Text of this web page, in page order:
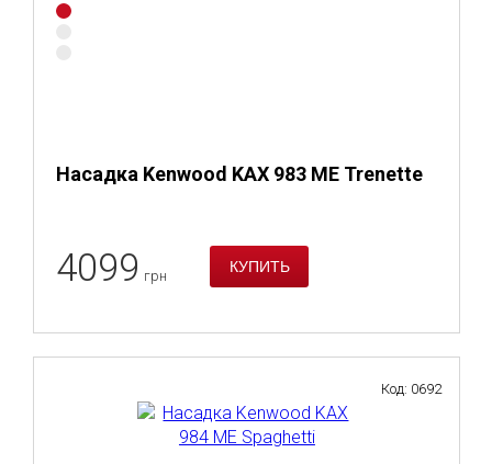
Насадка Kenwood KAX 983 ME Trenette
4099 грн
Код: 0692